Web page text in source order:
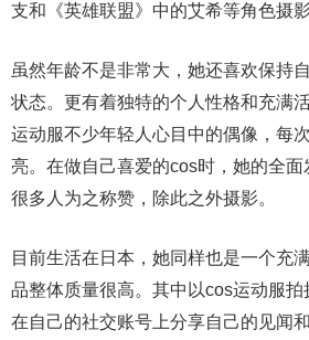
支和《英雄联盟》中的艾希等角色摄影
虽然年龄不是非常大，她还喜欢保持
状态。更有着独特的个人性格和充满
运动服不少年轻人心目中的偶像，每
亮。在做自己喜爱的cos时，她的全
很多人为之称赞，除此之外摄影。
目前生活在日本，她同样也是一个充
品整体质量很高。其中以cos运动服
在自己的社交账号上分享自己的见闻